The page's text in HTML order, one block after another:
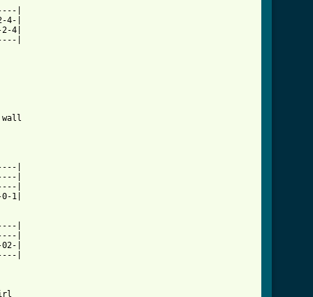
|
4-|
4|
|
|
|
|
1|
|
|
|
|